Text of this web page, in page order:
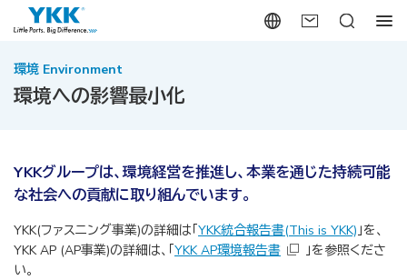
環境 Environment
環境への影響最小化
YKKグループは、環境経営を推進し、本業を通じた持続可能
な社会への貢献に取り組んでいます。
YKK(ファスニング事業)の詳細は「YKK統合報告書(This is YKK) 」を、
YKK AP (AP事業)の詳細は、「YKK AP環境報告書
」を参照くださ
い。